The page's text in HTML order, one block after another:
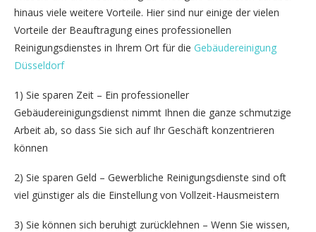
hinaus viele weitere Vorteile. Hier sind nur einige der vielen
Vorteile der Beauftragung eines professionellen
Reinigungsdienstes in Ihrem Ort für die Gebäudereinigung
Düsseldorf
1) Sie sparen Zeit – Ein professioneller
Gebäudereinigungsdienst nimmt Ihnen die ganze schmutzige
Arbeit ab, so dass Sie sich auf Ihr Geschäft konzentrieren
können
2) Sie sparen Geld – Gewerbliche Reinigungsdienste sind oft
viel günstiger als die Einstellung von Vollzeit-Hausmeistern
3) Sie können sich beruhigt zurücklehnen – Wenn Sie wissen,